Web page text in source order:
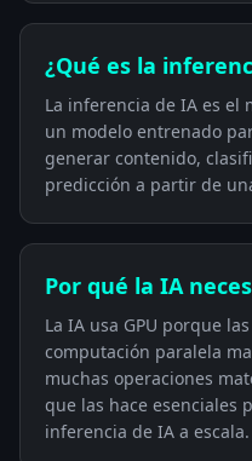
¿Qué es la
La inferencia de IA es el
un modelo entrenado
generar contenido,
predicción a partir de
Por qué la IA
La IA usa GPU porque
computación paralela
muchas operaciones
que las hace esenciales
inferencia de IA a escala.